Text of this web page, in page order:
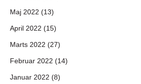
Maj 2022 (13)
April 2022 (15)
Marts 2022 (27)
Februar 2022 (14)
Januar 2022 (8)